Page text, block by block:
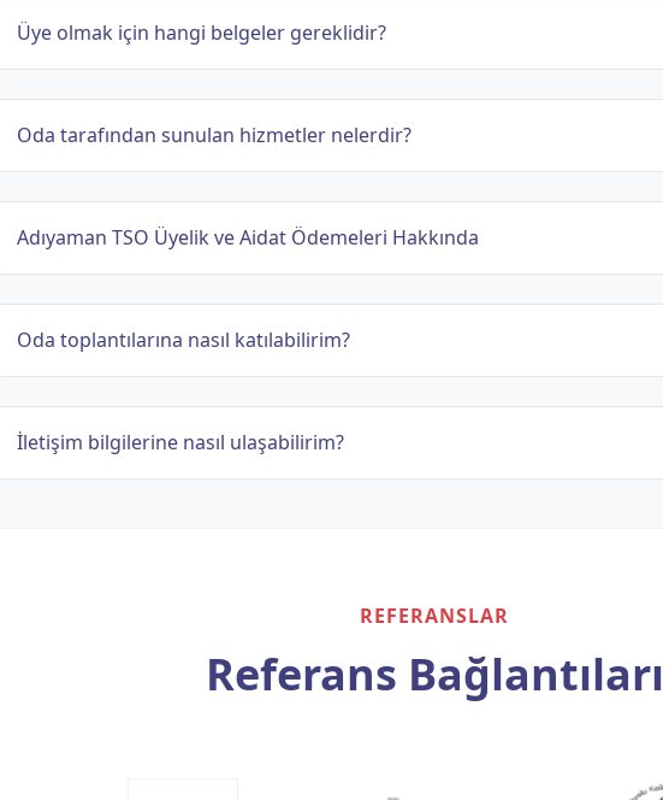
Üye olmak için hangi belgeler gereklidir?
Oda tarafından sunulan hizmetler nelerdir?
Adıyaman TSO Üyelik ve Aidat Ödemeleri Hakkında
Oda toplantılarına nasıl katılabilirim?
İletişim bilgilerine nasıl ulaşabilirim?
REFERANSLAR
Referans Bağlantıları